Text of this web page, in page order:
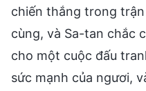
chiến thắng trong
cùng, và Sa-tan chắc
cho một cuộc đấu
sức mạnh của ngươi,